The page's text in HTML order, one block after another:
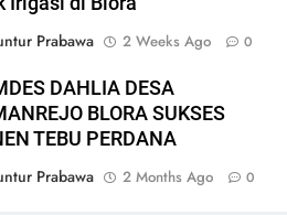
Prabawa
2 Weeks Ago 0
DAHLIA DESA
BLORA SUKSES
TEBU PERDANA
Prabawa
2 Months Ago 0